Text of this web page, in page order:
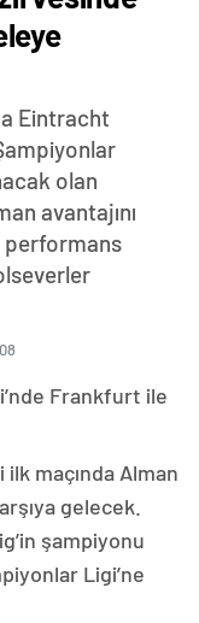
Eintracht
olan
avantajını
performans
Frankfurt ile
maçında Alman
gelecek.
şampiyonu
Ligi’ne